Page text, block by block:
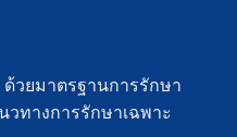
วยมาตรฐานการรักษา
ทางการรักษาเฉพาะ